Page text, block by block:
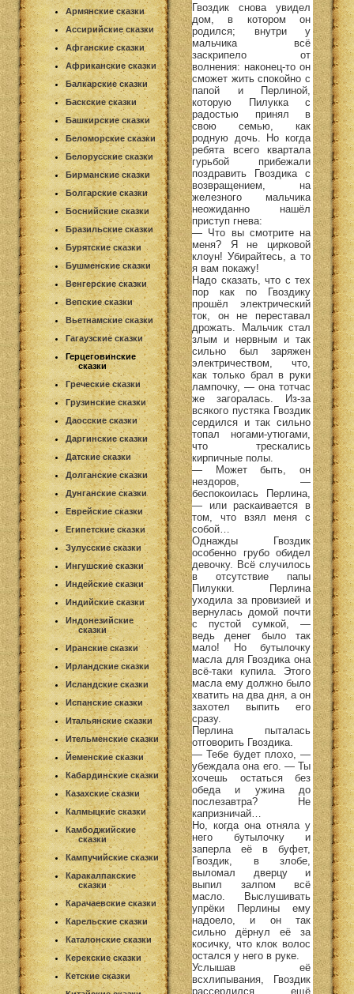
Армянские сказки
Ассирийские сказки
Афганские сказки
Африканские сказки
Балкарские сказки
Баскские сказки
Башкирские сказки
Беломорские сказки
Белорусские сказки
Бирманские сказки
Болгарские сказки
Боснийские сказки
Бразильские сказки
Бурятские сказки
Бушменские сказки
Венгерские сказки
Вепские сказки
Вьетнамские сказки
Гагаузские сказки
Герцеговинские
сказки
Греческие сказки
Грузинские сказки
Даосские сказки
Даргинские сказки
Датские сказки
Долганские сказки
Дунганские сказки
Еврейские сказки
Египетские сказки
Зулусские сказки
Ингушские сказки
Индейские сказки
Индийские сказки
Индонезийские
сказки
Иранские сказки
Ирландские сказки
Исландские сказки
Испанские сказки
Итальянские сказки
Ительменские сказки
Йеменские сказки
Кабардинские сказки
Казахские сказки
Калмыцкие сказки
Камбоджийские
сказки
Кампучийские сказки
Каракалпакские
сказки
Карачаевские сказки
Карельские сказки
Каталонские сказки
Керекские сказки
Кетские сказки
Гвоздик снова увидел
дом, в котором он
родился; внутри у
мальчика всё
заскрипело от
волнения: наконец-то он
сможет жить спокойно с
папой и Перлиной,
которую Пилукка с
радостью принял в
свою семью, как
родную дочь. Но когда
ребята всего квартала
гурьбой прибежали
поздравить Гвоздика с
возвращением, на
железного мальчика
неожиданно нашёл
приступ гнева:
— Что вы смотрите на
меня? Я не цирковой
клоун! Убирайтесь, а то
я вам покажу!
Надо сказать, что с тех
пор как по Гвоздику
прошёл электрический
ток, он не переставал
дрожать. Мальчик стал
злым и нервным и так
сильно был заряжен
электричеством, что,
как только брал в руки
лампочку, — она тотчас
же загоралась. Из-за
всякого пустяка Гвоздик
сердился и так сильно
топал ногами-утюгами,
что трескались
кирпичные полы.
— Может быть, он
нездоров, —
беспокоилась Перлина,
— или раскаивается в
том, что взял меня с
собой…
Однажды Гвоздик
особенно грубо обидел
девочку. Всё случилось
в отсутствие папы
Пилукки. Перлина
уходила за провизией и
вернулась домой почти
с пустой сумкой, —
ведь денег было так
мало! Но бутылочку
масла для Гвоздика она
всё-таки купила. Этого
масла ему должно было
хватить на два дня, а он
захотел выпить его
сразу.
Перлина пыталась
отговорить Гвоздика.
— Тебе будет плохо, —
убеждала она его. — Ты
хочешь остаться без
обеда и ужина до
послезавтра? Не
капризничай…
Но, когда она отняла у
него бутылочку и
заперла её в буфет,
Гвоздик, в злобе,
выломал дверцу и
выпил залпом всё
масло. Выслушивать
упрёки Перлины ему
надоело, и он так
сильно дёрнул её за
косичку, что клок волос
остался у него в руке.
Услышав её
всхлипывания, Гвоздик
рассердился ещё